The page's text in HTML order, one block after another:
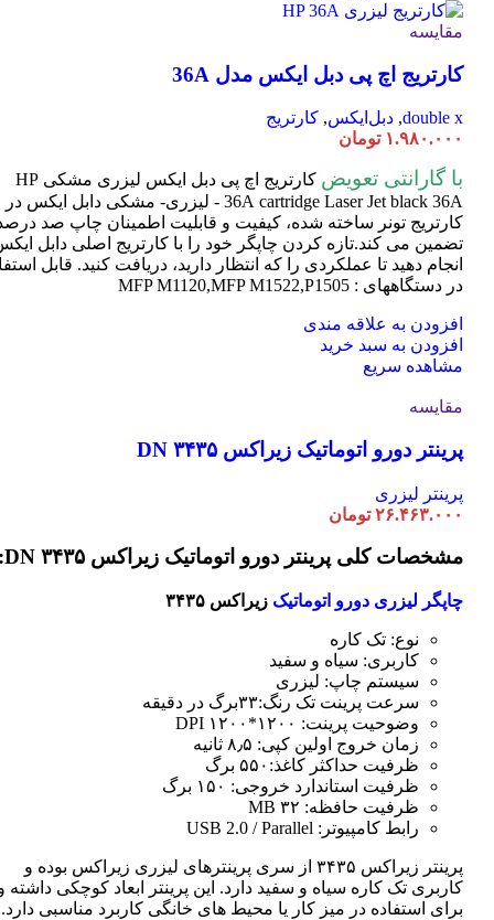
مقایسه
کارتریج اچ پی دبل ایکس مدل 36A
double x
, دبل‌ایکس, کارتریج
۱.۹۸۰.۰۰۰ تومان
با گارانتی تعویض
کارتریج اچ پی دبل ایکس لیزری مشکی HP
36A cartridge Laser
Jet black 36A - لیزری- مشکی دابل ایکس در
کارتریج تونر ساخته شده، کیفیت و قابلیت اطمینان چاپ صد
تضمین می کند.تازه کردن چاپگر خود را با کارتریج اصلی دابل
انجام دهید تا عملکردی را که انتظار دارید، دریافت کنید. قابل
در دستگاههای : MFP M1120,MFP M1522,P1505
افزودن به علاقه مندی
افزودن به سبد خرید
مشاهده سریع
مقایسه
پرینتر دورو اتوماتیک زیراکس DN ۳۴۳۵
پرینتر لیزری
۲۶.۴۶۳.۰۰۰ تومان
مشخصات کلی پرینتر دورو اتوماتیک زیراکس DN ۳۴۳۵:
چاپگر لیزری دورو اتوماتیک زیراکس ۳۴۳۵
نوع: تک کاره
کاربری: سیاه و سفید
سیستم چاپ: لیزری
سرعت پرینت تک رنگ:۳۳برگ در دقیقه
وضوحیت پرینت: ۱۲۰۰*۱۲۰۰ DPI
زمان خروج اولین کپی: ۸٫۵ ثانیه
ظرفیت حداکثر کاغذ:۵۵۰ برگ
ظرفیت استاندارد خروجی: ۱۵۰ برگ
ظرفیت حافظه: ۳۲ MB
رابط کامپیوتر: USB 2.0 / Parallel
پرینتر زیراکس ۳۴۳۵ از سری پرینترهای لیزری زیراکس بوده و
کاربری تک کاره سیاه و سفید دارد. این پرینتر ابعاد کوچکی داشته
برای استفاده در میز کار یا محیط های خانگی کاربرد مناسبی دارد.